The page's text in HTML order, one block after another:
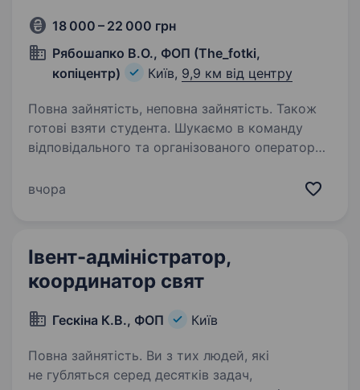
18 000 – 22 000 грн
Рябошапко В.О., ФОП (The_fotki,
копіцентр)
Київ, 9,9 км від центру
Повна зайнятість, неповна зайнятість. Також
готові взяти студента. Шукаємо в команду
відповідального та організованого оператора
Прийом та обробка замовлень на копіювання,
вчора
Івент-адміністратор,
координатор свят
Гескіна К.В., ФОП Київ
Повна зайнятість. Ви з тих людей, які
не губляться серед десятків задач,